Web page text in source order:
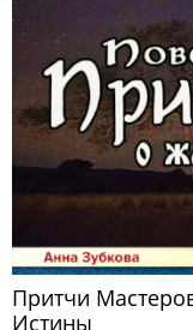
Притчи
Истины